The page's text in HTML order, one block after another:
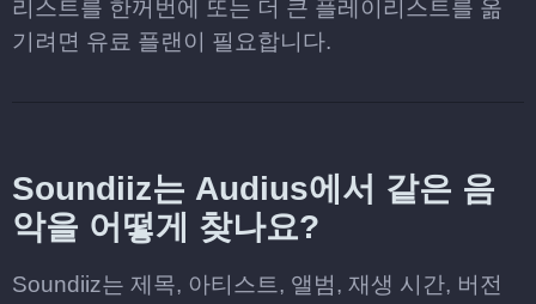
리스트를 한꺼번에 또는 더 큰 플레이리스트를 옮
기려면 유료 플랜이 필요합니다.
Soundiiz는 Audius에서 같은 음
악을 어떻게 찾나요?
Soundiiz는 제목, 아티스트, 앨범, 재생 시간, 버전